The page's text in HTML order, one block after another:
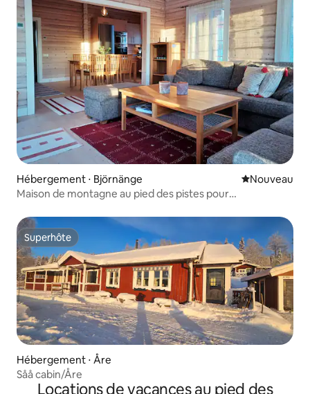
Hébergement ⋅ Björnänge Nouvel
Nouveau
Maison de montagne au pied des pistes pour
Superhôte
Superhôte
Hébergement ⋅ Åre
Såå cabin/Åre
Locations de vacances au pied des